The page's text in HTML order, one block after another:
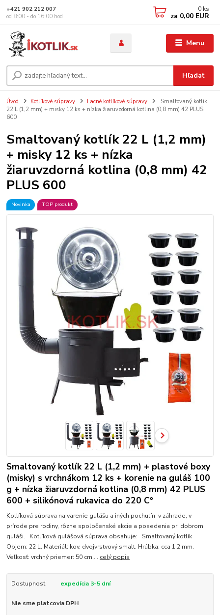
Menu
Hľadať
+421 902 212 007
od 8:00 - do 16:00 hod
0 ks
za 0,00 EUR
Úvod Kotlíkové súpravy Lacné kotlíkové súpravy
Smaltovaný kotlík
22 L (1,2 mm) + misky 12 ks + nízka žiaruvzdorná kotlina (0,8 mm) 42 PLUS
600
Smaltovaný kotlík 22 L (1,2 mm)
+ misky 12 ks + nízka
žiaruvzdorná kotlina (0,8 mm) 42
PLUS 600
Novinka TOP produkt
Smaltovaný kotlík 22 L (1,2 mm) + plastové boxy
(misky) s vrchnákom 12 ks + korenie na guláš 100
g + nízka žiaruvzdorná kotlina (0,8 mm) 42 PLUS
600 + silikónová rukavica do 220 C°
Kotlíková súprava na varenie gulášu a iných pochutín v záhrade, v
prírode pre rodiny, rôzne spoločenské akcie a posedenia pri dobrom
guláši. Kotlíková gulášová súprava obsahuje: Smaltovaný kotlík
Objem: 22 L. Materiál: kov, dvojvrstvový smalt. Hrúbka: cca 1,2 mm.
Veľkosť: vrchný priemer: 50 cm,... celý popis
Dostupnosť expedícia 3-5 dní
Nie sme platcovia DPH